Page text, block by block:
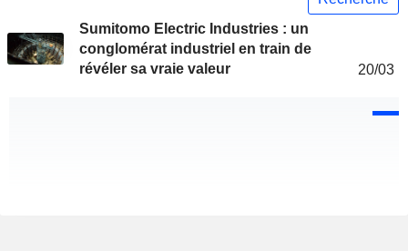
Sumitomo Electric Industries : un
conglomérat industriel en train de
révéler sa vraie valeur
20/03